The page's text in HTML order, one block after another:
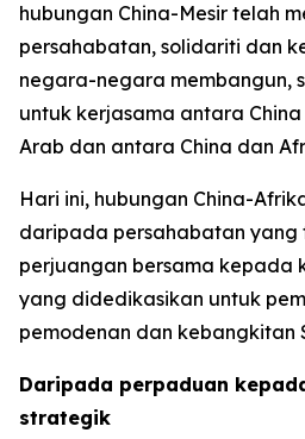
hubungan China-Mesir telah
persahabatan, solidariti dan
negara-negara membangun,
untuk kerjasama antara
Arab dan antara China dan
Hari ini, hubungan China-
daripada persahabatan yang
perjuangan bersama kepada
yang didedikasikan untuk
pemodenan dan kebangkitan
Daripada perpaduan
strategik